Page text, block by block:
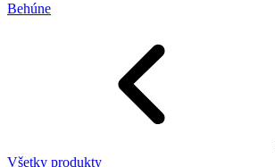
Behúne
Všetky produkty